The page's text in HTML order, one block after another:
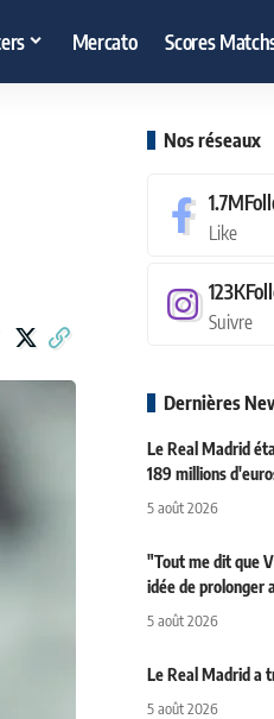
Mercato Scores
Nos réseaux
1.7M
Like
123K
Suivre
Dernières
Le Real Madrid
189 millions
5 août 2026
"Tout me dit que
idée de prolonger
5 août 2026
Le Real Madrid a
5 août 2026